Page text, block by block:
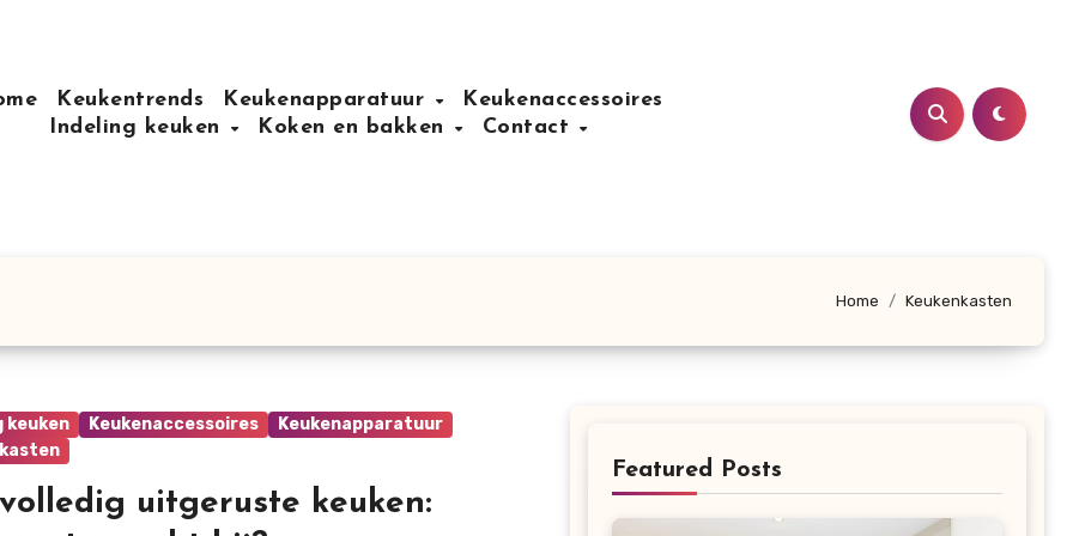
Keukentrends Keukenapparatuur
Keukenaccessoires
Indeling keuken
Koken en bakken Contact
Home Keukenkasten
keuken Keukenaccessoires
Keukenapparatuur
uitgeruste keuken:
Featured Posts